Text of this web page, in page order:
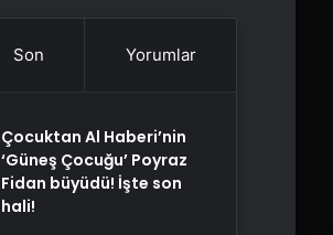
Son Yorumlar
Çocuktan Al Haberi’nin
‘Güneş Çocuğu’ Poyraz
Fidan büyüdü! İşte son
hali!